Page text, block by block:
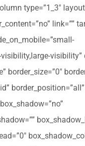
type=”1_3″
link=””
visibility”
border_size=”0″
border_position=”all”